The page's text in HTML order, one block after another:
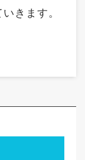
きます。